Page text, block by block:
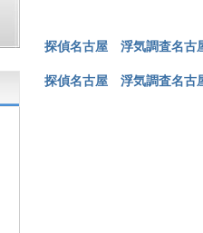
探偵名古屋 浮気調査名
探偵名古屋 浮気調査名古